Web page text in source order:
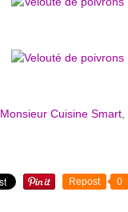
Monsieur Cuisine Smart
Repost 0